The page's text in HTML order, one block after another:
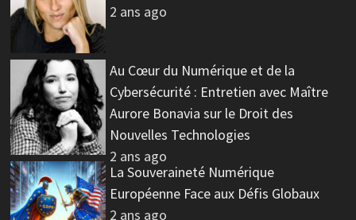
2 ans ago
Au Cœur du Numérique et de la
Cybersécurité : Entretien avec Maître
Aurore Bonavia sur le Droit des
Nouvelles Technologies
2 ans ago
La Souveraineté Numérique
Européenne Face aux Défis Globaux
2 ans ago